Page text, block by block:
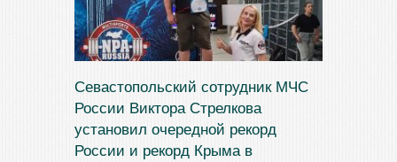
Севастопольский сотрудник МЧС
России Виктора Стрелкова
установил очередной рекорд
России и рекорд Крыма в